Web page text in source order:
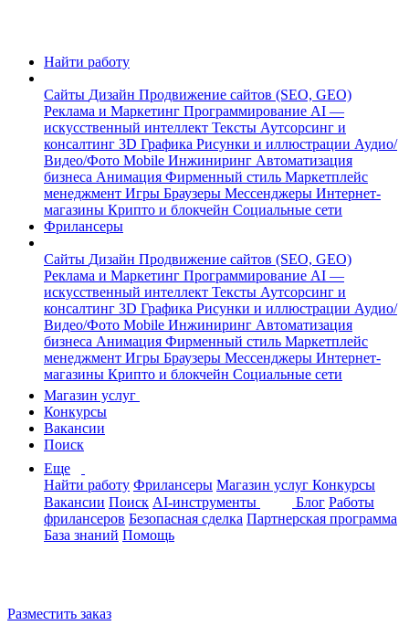
Найти работу
Сайты Дизайн Продвижение сайтов (SEO, GEO)
Реклама и Маркетинг Программирование AI —
искусственный интеллект Тексты Аутсорсинг и
консалтинг 3D Графика Рисунки и иллюстрации Аудио/
Видео/Фото Mobile Инжиниринг Автоматизация
бизнеса Анимация Фирменный стиль Маркетплейс
менеджмент Игры Браузеры Мессенджеры Интернет-
магазины Крипто и блокчейн Социальные сети
Фрилансеры
Сайты Дизайн Продвижение сайтов (SEO, GEO)
Реклама и Маркетинг Программирование AI —
искусственный интеллект Тексты Аутсорсинг и
консалтинг 3D Графика Рисунки и иллюстрации Аудио/
Видео/Фото Mobile Инжиниринг Автоматизация
бизнеса Анимация Фирменный стиль Маркетплейс
менеджмент Игры Браузеры Мессенджеры Интернет-
магазины Крипто и блокчейн Социальные сети
Магазин услуг
Конкурсы
Вакансии
Поиск
Еще
Найти работу Фрилансеры Магазин услуг Конкурсы
Вакансии Поиск AI-инструменты Блог Работы
фрилансеров Безопасная сделка Партнерская программа
База знаний Помощь
Разместить заказ